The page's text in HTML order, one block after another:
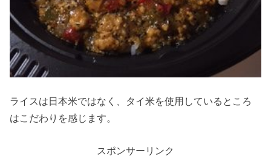
ライスは日本米ではなく、タイ米を使用しているところ
はこだわりを感じます。
スポンサーリンク